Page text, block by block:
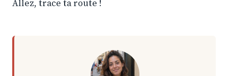
Allez, trace ta route !